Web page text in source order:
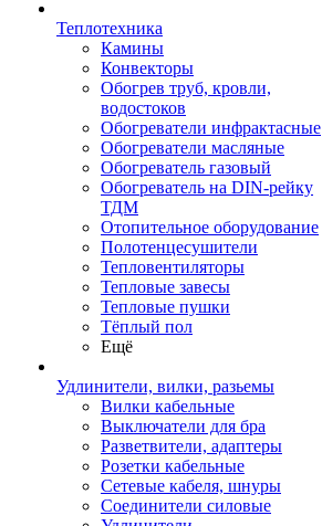
Теплотехника
Камины
Конвекторы
Обогрев труб, кровли,
водостоков
Обогреватели инфрактасные
Обогреватели масляные
Обогреватель газовый
Обогреватель на DIN-рейку
ТДМ
Отопительное оборудование
Полотенцесушители
Тепловентиляторы
Тепловые завесы
Тепловые пушки
Тёплый пол
Ещё
Удлинители, вилки, разьемы
Вилки кабельные
Выключатели для бра
Разветвители, адаптеры
Розетки кабельные
Сетевые кабеля, шнуры
Соединители силовые